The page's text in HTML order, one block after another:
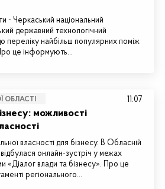
- Черкаський національний
державний технологічний
переліку найбільш популярних поміж
Про це інформують…
ОБЛАСТІ
можливості
власності для бізнесу. В Обласній
відбулася онлайн-зустріч у межах
«Діалог влади та бізнесу». Про це
регіонального…
11:07